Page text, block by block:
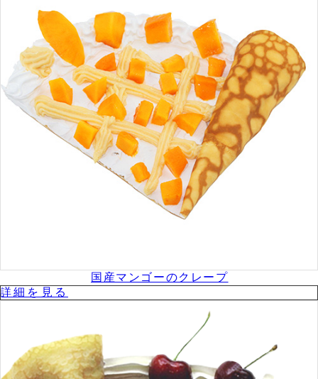
国産マンゴーのクレープ
詳細を⾒る